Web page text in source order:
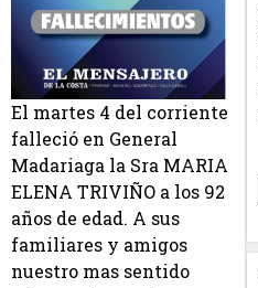
El martes 4 del corriente
falleció en General
Madariaga la Sra MARIA
ELENA TRIVIÑO a los 92
años de edad. A sus
familiares y amigos
nuestro mas sentido